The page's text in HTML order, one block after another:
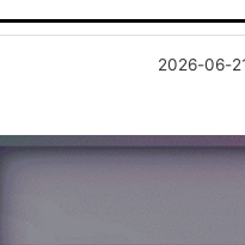
2026-06-